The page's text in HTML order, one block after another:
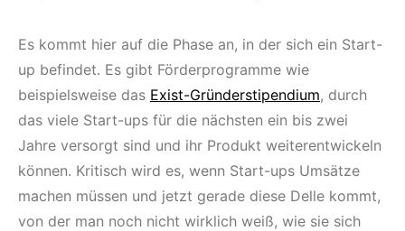
Es kommt hier auf die Phase an, in der sich ein Start-
up befindet. Es gibt Förderprogramme wie
beispielsweise das Exist-Gründerstipendium, durch
das viele Start-ups für die nächsten ein bis zwei
Jahre versorgt sind und ihr Produkt weiterentwickeln
können. Kritisch wird es, wenn Start-ups Umsätze
machen müssen und jetzt gerade diese Delle kommt,
von der man noch nicht wirklich weiß, wie sie sich